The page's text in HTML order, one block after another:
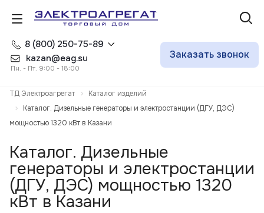
8 (800) 250-75-89
kazan@eag.su
Пн. - Пт. 9:00 - 18:00
Заказать звонок
ТД Электроагрегат
Каталог изделий
Каталог. Дизельные генераторы и электростанции (ДГУ, ДЭС)
мощностью 1320 кВт в Казани
Каталог. Дизельные
генераторы и электростанции
(ДГУ, ДЭС) мощностью 1320
кВт в Казани